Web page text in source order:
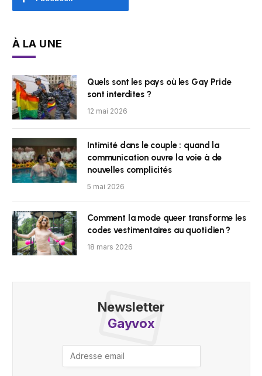
À LA UNE
Quels sont les pays où les Gay Pride
sont interdites ?
12 mai 2026
Intimité dans le couple : quand la
communication ouvre la voie à de
nouvelles complicités
5 mai 2026
Comment la mode queer transforme les
codes vestimentaires au quotidien ?
18 mars 2026
Newsletter
Gayvox